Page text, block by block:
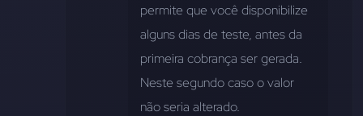
permite que você disponibilize
alguns dias de teste, antes da
primeira cobrança ser gerada.
Neste segundo caso o valor
não seria alterado.